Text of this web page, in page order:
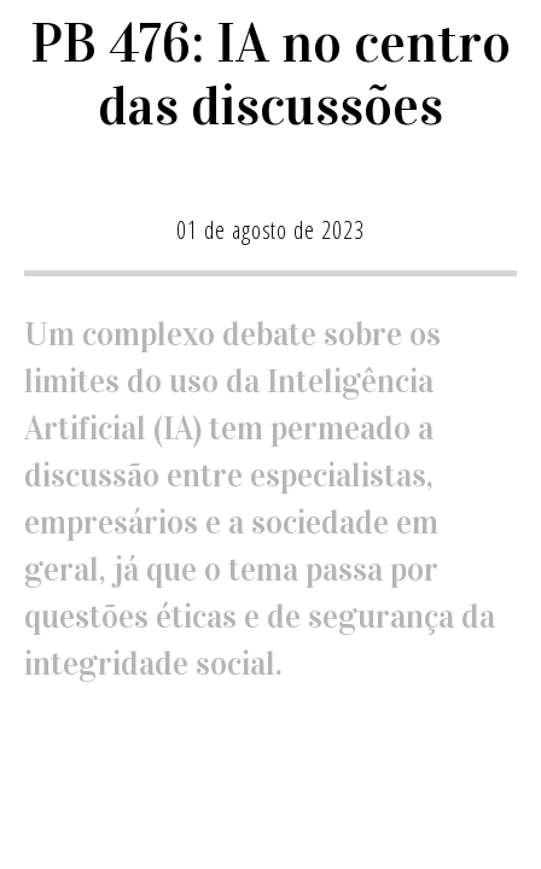
PB 476: IA no centro
das discussões
01 de agosto de 2023
Um complexo debate sobre os
limites do uso da Inteligência
Artificial (IA) tem permeado a
discussão entre especialistas,
empresários e a sociedade em
geral, já que o tema passa por
questões éticas e de segurança da
integridade social.